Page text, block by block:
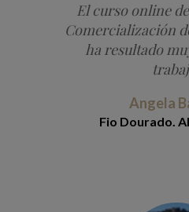
El curso online
Comercialización
ha resultado
Angela
Fio Dourado.